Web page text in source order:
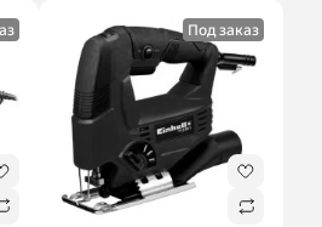
Под заказ